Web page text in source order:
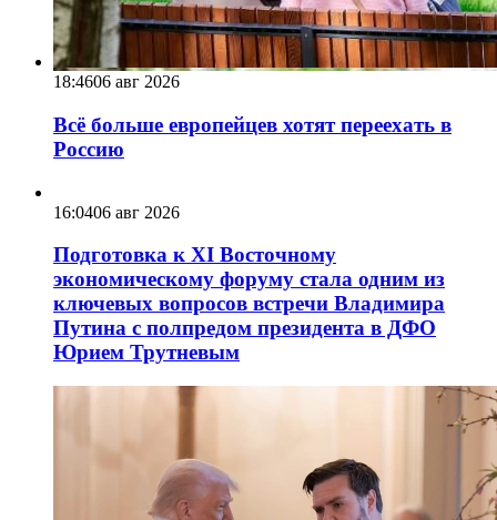
18:4606 авг 2026
Всё больше европейцев хотят переехать в
Россию
16:0406 авг 2026
Подготовка к XI Восточному
экономическому форуму стала одним из
ключевых вопросов встречи Владимира
Путина с полпредом президента в ДФО
Юрием Трутневым